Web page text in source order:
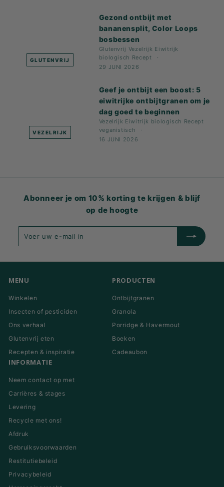
GLUTENVRIJ
Gezond ontbijt met
bananensplit, Color Loops
bosbessen
Glutenvrij Vezelrijk Eiwitrijk
biologisch Recept
29 JUNI 2026
VEZELRIJK
Geef je ontbijt een boost: 5
eiwitrijke ontbijtgranen om je
dag goed te beginnen
Vezelrijk Eiwitrijk biologisch Recept
veganistisch
16 JUNI 2026
Abonneer je om 10% korting te krijgen & blijf
op de hoogte
mail
MENU
Winkelen
Insecten of pesticiden
Ons verhaal
Glutenvrij eten
Recepten & inspiratie
PRODUCTEN
Ontbijtgranen
Granola
Porridge & Havermout
Boeken
Cadeaubon
INFORMATIE
Neem contact op met
Carrières & stages
Levering
Recycle met ons!
Afdruk
Gebruiksvoorwaarden
Restitutiebeleid
Privacybeleid